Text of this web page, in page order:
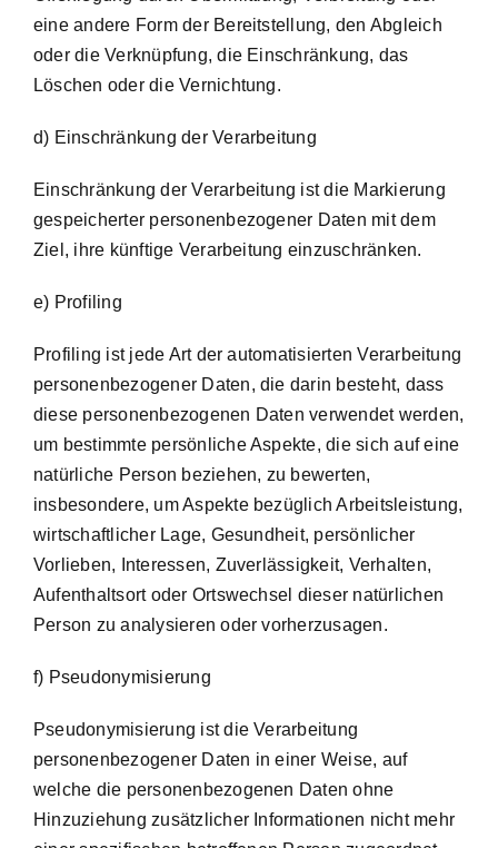
eine andere Form der Bereitstellung, den Abgleich
oder die Verknüpfung, die Einschränkung, das
Löschen oder die Vernichtung.
d) Einschränkung der Verarbeitung
Einschränkung der Verarbeitung ist die Markierung
gespeicherter personenbezogener Daten mit dem
Ziel, ihre künftige Verarbeitung einzuschränken.
e) Profiling
Profiling ist jede Art der automatisierten Verarbeitung
personenbezogener Daten, die darin besteht, dass
diese personenbezogenen Daten verwendet werden,
um bestimmte persönliche Aspekte, die sich auf eine
natürliche Person beziehen, zu bewerten,
insbesondere, um Aspekte bezüglich Arbeitsleistung,
wirtschaftlicher Lage, Gesundheit, persönlicher
Vorlieben, Interessen, Zuverlässigkeit, Verhalten,
Aufenthaltsort oder Ortswechsel dieser natürlichen
Person zu analysieren oder vorherzusagen.
f) Pseudonymisierung
Pseudonymisierung ist die Verarbeitung
personenbezogener Daten in einer Weise, auf
welche die personenbezogenen Daten ohne
Hinzuziehung zusätzlicher Informationen nicht mehr